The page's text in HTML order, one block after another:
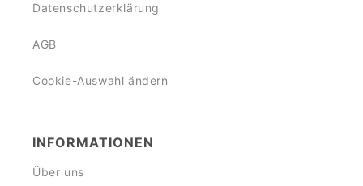
Datenschutzerklärung
AGB
Cookie-Auswahl ändern
INFORMATIONEN
Über uns